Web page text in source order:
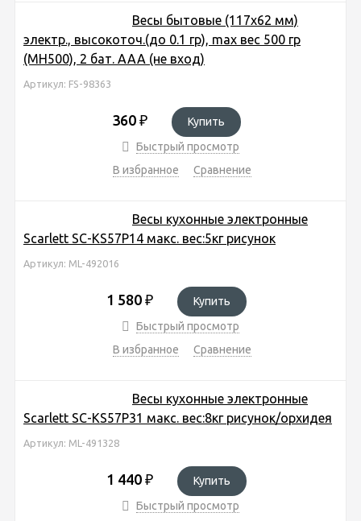
Весы бытовые (117х62 мм)
электр., высокоточ.(до 0.1 гр), max вес 500 гр
(MH500), 2 бат. ААА (не вход)
Артикул: FS-98363
360 ₽
Купить
Быстрый просмотр
В избранное
Сравнение
Весы кухонные электронные
Scarlett SC-KS57P14 макс. вес:5кг рисунок
Артикул: ML-492016
1 580 ₽
Купить
Быстрый просмотр
В избранное
Сравнение
Весы кухонные электронные
Scarlett SC-KS57P31 макс. вес:8кг рисунок/орхидея
Артикул: ML-491328
1 440 ₽
Купить
Быстрый просмотр